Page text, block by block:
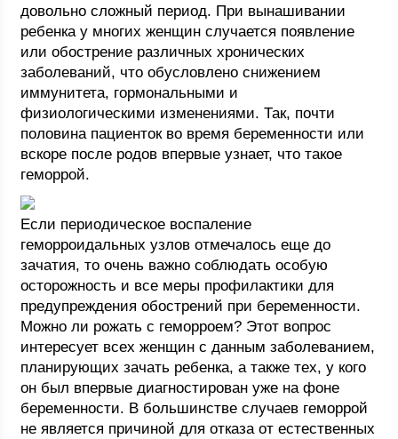
довольно сложный период. При вынашивании
ребенка у многих женщин случается появление
или обострение различных хронических
заболеваний, что обусловлено снижением
иммунитета, гормональными и
физиологическими изменениями. Так, почти
половина пациенток во время беременности или
вскоре после родов впервые узнает, что такое
геморрой.
Если периодическое воспаление
геморроидальных узлов отмечалось еще до
зачатия, то очень важно соблюдать особую
осторожность и все меры профилактики для
предупреждения обострений при беременности.
Можно ли рожать с геморроем? Этот вопрос
интересует всех женщин с данным заболеванием,
планирующих зачать ребенка, а также тех, у кого
он был впервые диагностирован уже на фоне
беременности. В большинстве случаев геморрой
не является причиной для отказа от естественных